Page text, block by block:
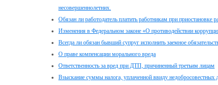
несовершеннолетних.
Обязан ли работодатель платить работникам при приостановке
Изменения в Федеральном законе «О противодействии
Всегда ли обязан бывший супруг исполнить заемное
О праве компенсации морального вреда
Ответственность за вред при ДТП, причиненный третьим лицам
Взыскание суммы налога, уплаченной ввиду недобросовестных